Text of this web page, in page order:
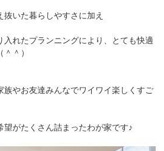
いた暮らしやすさに加え
入れたプランニングにより、とても快適
＾）
族やお友達みんなでワイワイ楽しくすご
がたくさん詰まったわが家です♪